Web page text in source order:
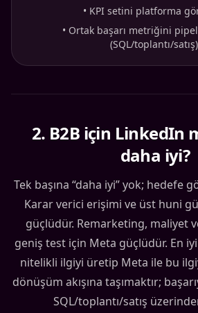
• KPI setini platforma
• Ortak başarı metriğini
(SQL/toplantı/
2. B2B için LinkedIn
daha iyi?
Tek başına “daha iyi” yok; hedefe
Karar verici erişimi ve üst huni
güçlüdür. Remarketing, maliyet
geniş test için Meta güçlüdür. En
nitelikli ilgiyi üretip Meta ile bu
dönüşüm akışına taşımaktır;
SQL/toplantı/satış